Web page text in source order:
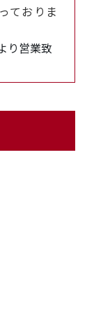
ておりま
り営業致